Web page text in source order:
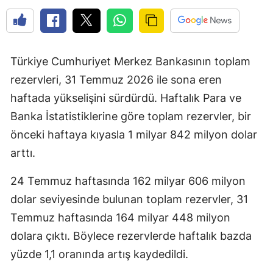
Türkiye Cumhuriyet Merkez Bankasının toplam
rezervleri, 31 Temmuz 2026 ile sona eren
haftada yükselişini sürdürdü. Haftalık Para ve
Banka İstatistiklerine göre toplam rezervler, bir
önceki haftaya kıyasla 1 milyar 842 milyon dolar
arttı.
24 Temmuz haftasında 162 milyar 606 milyon
dolar seviyesinde bulunan toplam rezervler, 31
Temmuz haftasında 164 milyar 448 milyon
dolara çıktı. Böylece rezervlerde haftalık bazda
yüzde 1,1 oranında artış kaydedildi.